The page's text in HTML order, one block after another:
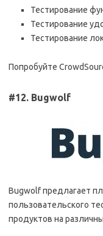
Тестирование
Тестирование
Тестирование
Попробуйте
#12. Bugwolf
Bugwolf предлагает
пользовательского
продуктов на